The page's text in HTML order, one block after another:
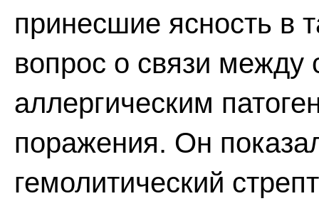
принесшие ясность в
вопрос о связи между
аллергическим
поражения. Он
гемолитический